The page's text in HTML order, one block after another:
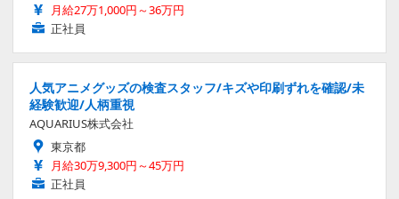
月給27万1,000円～36万円
正社員
人気アニメグッズの検査スタッフ/キズや印刷ずれを確認/未
経験歓迎/人柄重視
AQUARIUS株式会社
東京都
月給30万9,300円～45万円
正社員